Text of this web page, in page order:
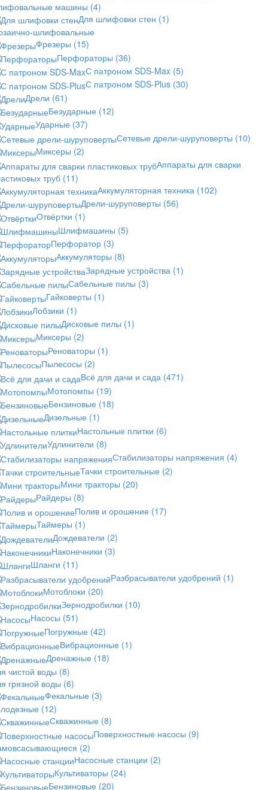
машины (4)
Для шлифовки стен (1)
шлифовальные
Фрезеры (15)
Перфораторы (36)
С патроном SDS-Max (5)
С патроном SDS-Plus (30)
Дрели (61)
Безударные (12)
Ударные (37)
Сетевые дрели-шуруповерты (10)
Миксеры (2)
Аппараты для сварки
труб (11)
Аккумуляторная техника (102)
Дрели-шуруповерты (56)
Отвёртки (1)
Шлифмашины (5)
Перфоратор (3)
Аккумуляторы (8)
Зарядные устройства (1)
Сабельные пилы (3)
Гайковерты (1)
Лобзики (1)
Дисковые пилы (1)
Миксеры (2)
Реноваторы (1)
Пылесосы (2)
Всё для дачи и сада (471)
Мотопомпы (19)
Бензиновые (18)
Дизельные (1)
Настольные плитки (6)
Удлинители (8)
Стабилизаторы напряжения (4)
Тачки строительные (2)
Мини тракторы (20)
Райдеры (8)
Полив и орошение (17)
Таймеры (1)
Дождеватели (2)
Наконечники (3)
Шланги (11)
Разбрасыватели удобрений (1)
Мотоблоки (20)
Зернодробилки (10)
Насосы (51)
Погружные (42)
Вибрационные (1)
Дренажные (18)
чистой воды (8)
грязной воды (6)
Фекальные (3)
(12)
Скважинные (8)
Поверхностные насосы (9)
(2)
Насосные станции (2)
Культиваторы (24)
Бензиновые (20)